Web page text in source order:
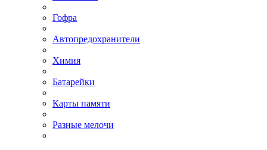
Гофра
Автопредохранители
Химия
Батарейки
Карты памяти
Разные мелочи